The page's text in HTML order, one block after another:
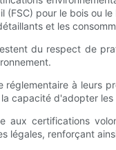
(FSC) pour le bois
et les
du respect de
à leurs
capacité d'adopter les
aux certifications
légales, renforçant